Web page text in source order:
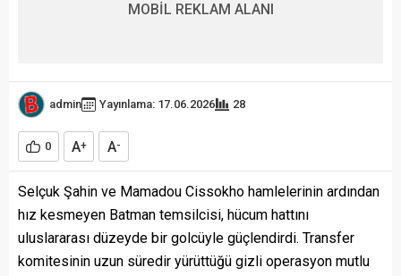
MOBİL REKLAM ALANI
admin Yayınlama: 17.06.2026 28
0 A+ A-
Selçuk Şahin ve Mamadou Cissokho hamlelerinin ardından
hız kesmeyen Batman temsilcisi, hücum hattını
uluslararası düzeyde bir golcüyle güçlendirdi. Transfer
komitesinin uzun süredir yürüttüğü gizli operasyon mutlu